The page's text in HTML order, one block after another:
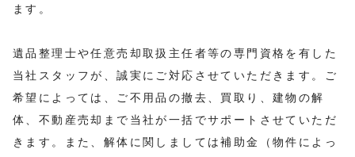
ます。
遺品整理士や任意売却取扱主任者等の専門資格を有した
当社スタッフが、誠実にご対応させていただきます。ご
希望によっては、ご不用品の撤去、買取り、建物の解
体、不動産売却まで当社が一括でサポートさせていただ
きます。また、解体に関しましては補助金（物件によっ